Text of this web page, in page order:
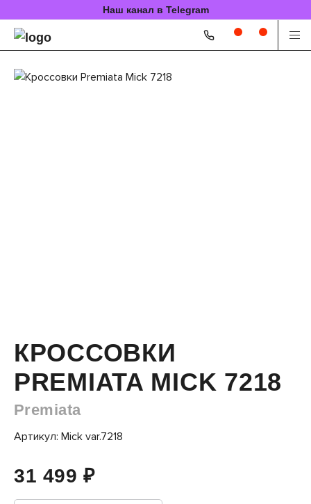
Наш канал в Telegram
КРОССОВКИ
PREMIATA MICK 7218
Premiata
Артикул: Mick var.7218
31 499 ₽